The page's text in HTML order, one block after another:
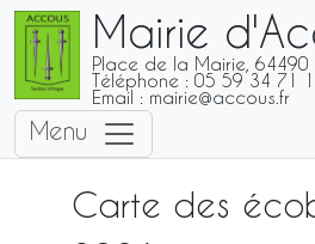
Mairie
Place de la Mairie, 64490
Téléphone : 05 59 34 71
Email : mairie@accous.fr
Menu Toggle navigation
Carte des